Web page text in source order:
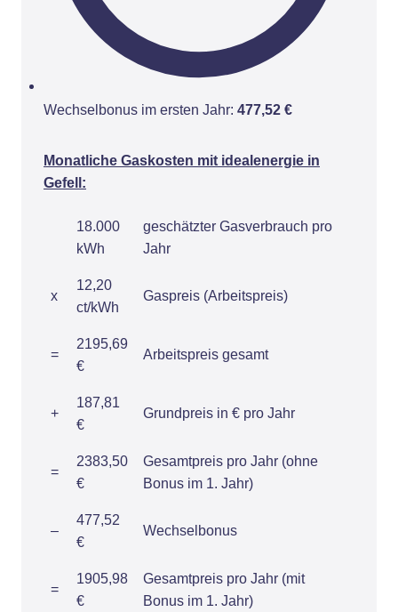
Wechselbonus im ersten Jahr: 477,52 €
Monatliche Gaskosten mit idealenergie in
Gefell:
18.000
kWh
geschätzter Gasverbrauch pro
Jahr
x
12,20
ct/kWh
Gaspreis (Arbeitspreis)
=
2195,69
€
Arbeitspreis gesamt
+
187,81
€
Grundpreis in € pro Jahr
=
2383,50
€
Gesamtpreis pro Jahr (ohne
Bonus im 1. Jahr)
–
477,52
€
Wechselbonus
=
1905,98
€
Gesamtpreis pro Jahr (mit
Bonus im 1. Jahr)